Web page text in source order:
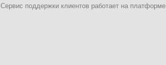
Сервис поддержки клиентов работает на платформе